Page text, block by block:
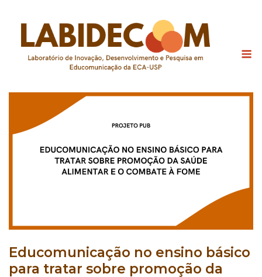
Educomunicação no ensino básico
para tratar sobre promoção da